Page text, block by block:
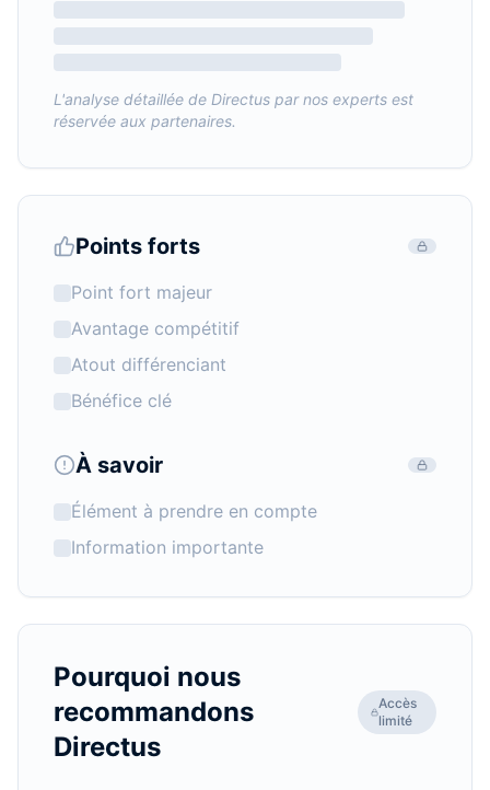
L'analyse détaillée de Directus par nos experts est
réservée aux partenaires.
Points forts
Point fort majeur
Avantage compétitif
Atout différenciant
Bénéfice clé
À savoir
Élément à prendre en compte
Information importante
Pourquoi nous
recommandons
Directus
Accès
limité